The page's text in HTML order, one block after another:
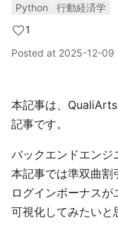
Python
行動経済学
1
Posted at 2025-12-09
本記事は、
記事です。
バックエンドエンジ
本記事では準双曲割
ログインボーナス
可視化してみたいと